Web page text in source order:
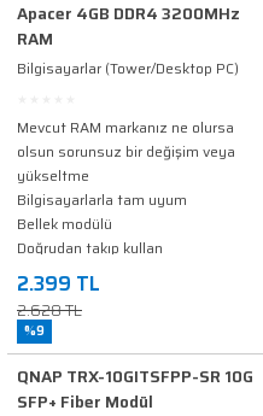
Apacer 4GB DDR4 3200MHz
RAM
Bilgisayarlar (Tower/Desktop PC)
Mevcut RAM markanız ne olursa
olsun sorunsuz bir değişim veya
yükseltme
Bilgisayarlarla tam uyum
Bellek modülü
Doğrudan takıp kullan
Üniversal uyum
2.399 TL
2.628 TL
%9
QNAP TRX-10GITSFPP-SR 10G
SFP+ Fiber Modül